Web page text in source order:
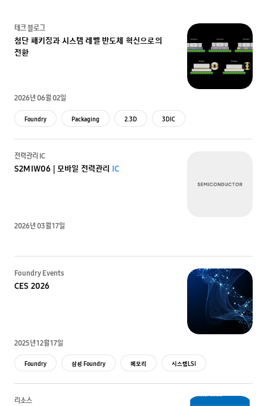
테크 블로그
첨단 패키징과 시스템 레벨 반도체 혁신으로의
전환
2026년 06월 02일
Foundry Packaging 2.3D 3DIC
전력관리 IC
S2MIW06 | 모바일 전력관리 IC
2026년 03월 17일
Foundry Events
CES 2026
2025년 12월 17일
Foundry 삼성 Foundry 메모리 시스템LSI
리소스